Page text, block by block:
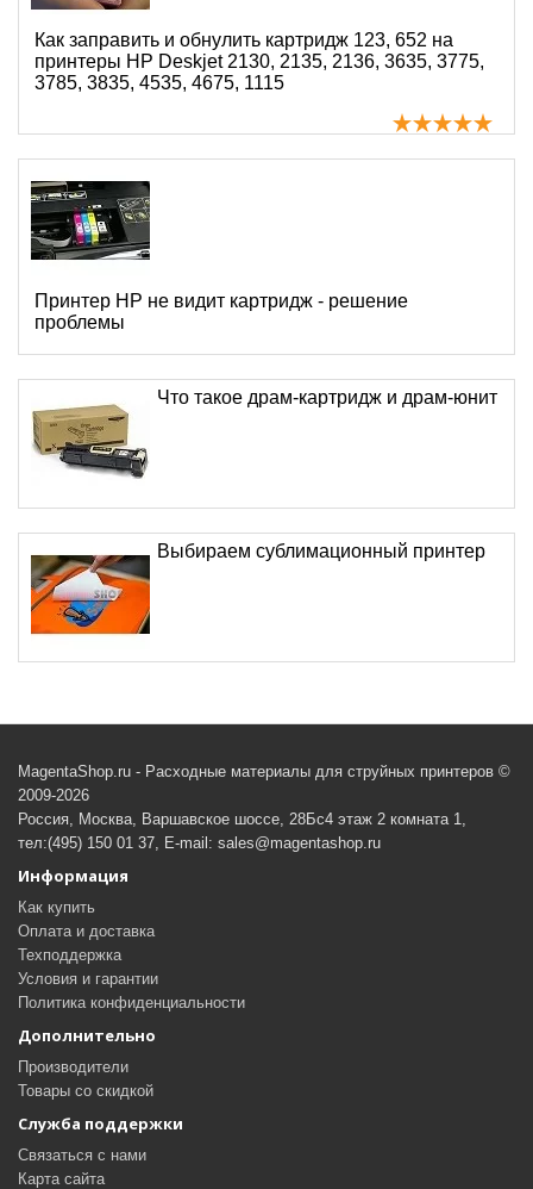
Как заправить и обнулить картридж 123, 652 на
принтеры HP Deskjet 2130, 2135, 2136, 3635, 3775,
3785, 3835, 4535, 4675, 1115
Принтер HP не видит картридж - решение
проблемы
Что такое драм-картридж и драм-юнит
Выбираем сублимационный принтер
MagentaShop.ru - Расходные материалы для струйных принтеров ©
2009-2026
Россия, Москва, Варшавское шоссе, 28Бс4 этаж 2 комната 1,
тел:(495) 150 01 37, E-mail: sales@magentashop.ru
Информация
Как купить
Оплата и доставка
Техподдержка
Условия и гарантии
Политика конфиденциальности
Дополнительно
Производители
Товары со скидкой
Служба поддержки
Связаться с нами
Карта сайта